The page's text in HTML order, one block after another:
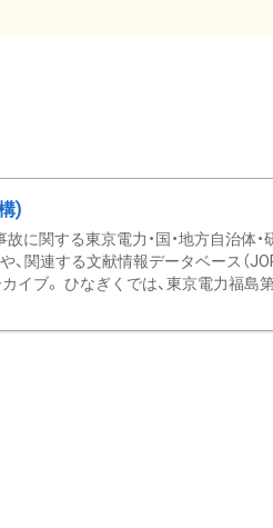
)
関する東京電力・国・地方自治体・
関連する文献情報データベース（
イブ。 ひなぎくでは、東京電力福島